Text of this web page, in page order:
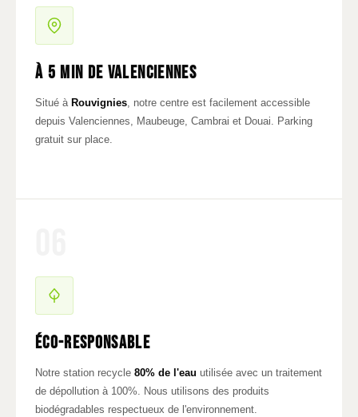
À 5 min de Valenciennes
Situé à Rouvignies , notre centre est facilement accessible
depuis Valenciennes, Maubeuge, Cambrai et Douai. Parking
gratuit sur place.
Éco-responsable
Notre station recycle 80% de l'eau utilisée avec un traitement
de dépollution à 100%. Nous utilisons des produits
biodégradables respectueux de l'environnement.